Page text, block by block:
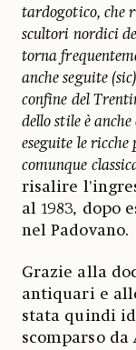
tardogotico, che
scultori nordici
torna
anche seguite
confine del
dello stile è
eseguite le
comunque
risalire
al 1983, dopo
nel Padovano.
Grazie alla
antiquari e
stata quindi
scomparso